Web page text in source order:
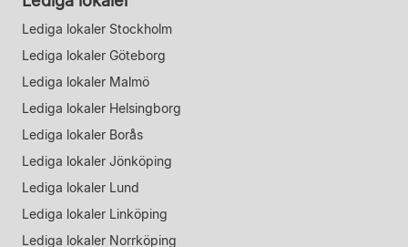
Lediga lokaler Stockholm
Lediga lokaler Göteborg
Lediga lokaler Malmö
Lediga lokaler Helsingborg
Lediga lokaler Borås
Lediga lokaler Jönköping
Lediga lokaler Lund
Lediga lokaler Linköping
Lediga lokaler Norrköping